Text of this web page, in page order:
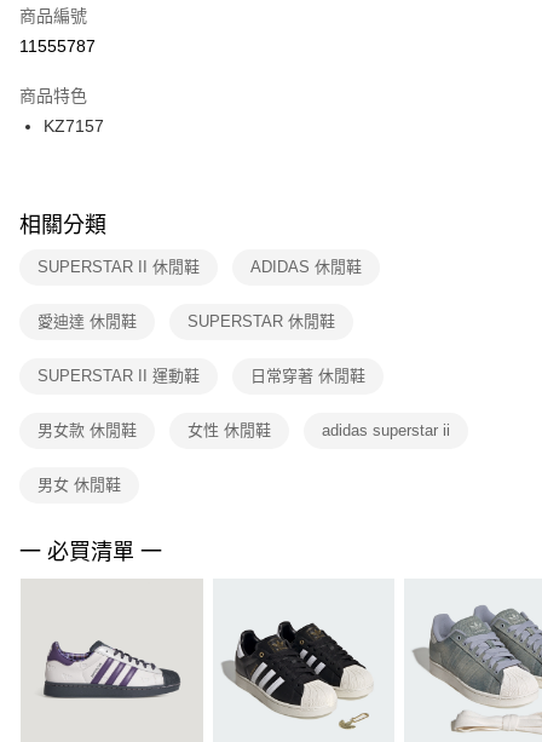
【「AFTEE先享後付」結帳流程】
１．於結帳方式選擇「AFTEE先享後付」後，將跳轉至「AFTEE先享後付」
２．訂單成立數日內，您將收到繳費通知簡訊。
３．收到繳費通知簡訊後14天內，點擊此簡訊中的連結，可透過四大超商／
ATM／網路銀行／等多元方式進行付款，方視為交易完成。
※ 交易是否成功請以「AFTEE先享後付 」之結帳頁面顯示為準，若有關於
是否繳費成功／繳費後需取消欲退款等相關疑問，請聯繫「AFTEE先享後付
客戶支援中心」https://netprotections.freshdesk.com/support/home
１．透過由恩沛科技股份有限公司提供之「AFTEE先享後付」服務完成之交
權轉讓予恩沛科技股份有限公司。
３．未成年的使用者請事先徵得法定代理人或監護人之同意方可使用
任。
請求用戶進行身份認證。
５．嚴禁一人註冊多個帳號或使用他人資訊註冊。若發現惡意使用之情形，
宅配
每筆NT$100，滿NT$1,500(含以上)免運費
付款後門市自取
每筆NT$100，滿NT$1,500(含以上)免運費
商品編號
11555787
商品特色
KZ7157
相關分類
SUPERSTAR II 休閒鞋 ADIDAS 休閒鞋
愛迪達 休閒鞋 SUPERSTAR 休閒鞋
SUPERSTAR II 運動鞋 日常穿著 休閒鞋
男女款 休閒鞋 女性 休閒鞋 adidas superstar ii
男女 休閒鞋
一 必買清單 一